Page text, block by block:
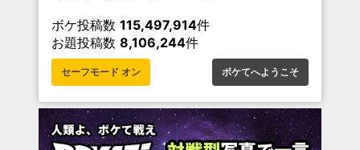
ボケ投稿数 115,497,914件
お題投稿数 8,106,244件
セーフモード オン ボケてへようこそ